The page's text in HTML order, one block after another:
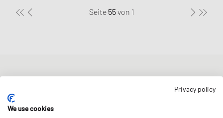
Seite 55von 1
Erhalte 5% Welcome-Rabatt und die neusten BSTN-Updates zu
Raffles & New Arrivals. Registriere dich jetzt!
Privacy policy
We use cookies